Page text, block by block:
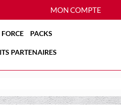
MON COMPTE
PACKS
PARTENAIRES